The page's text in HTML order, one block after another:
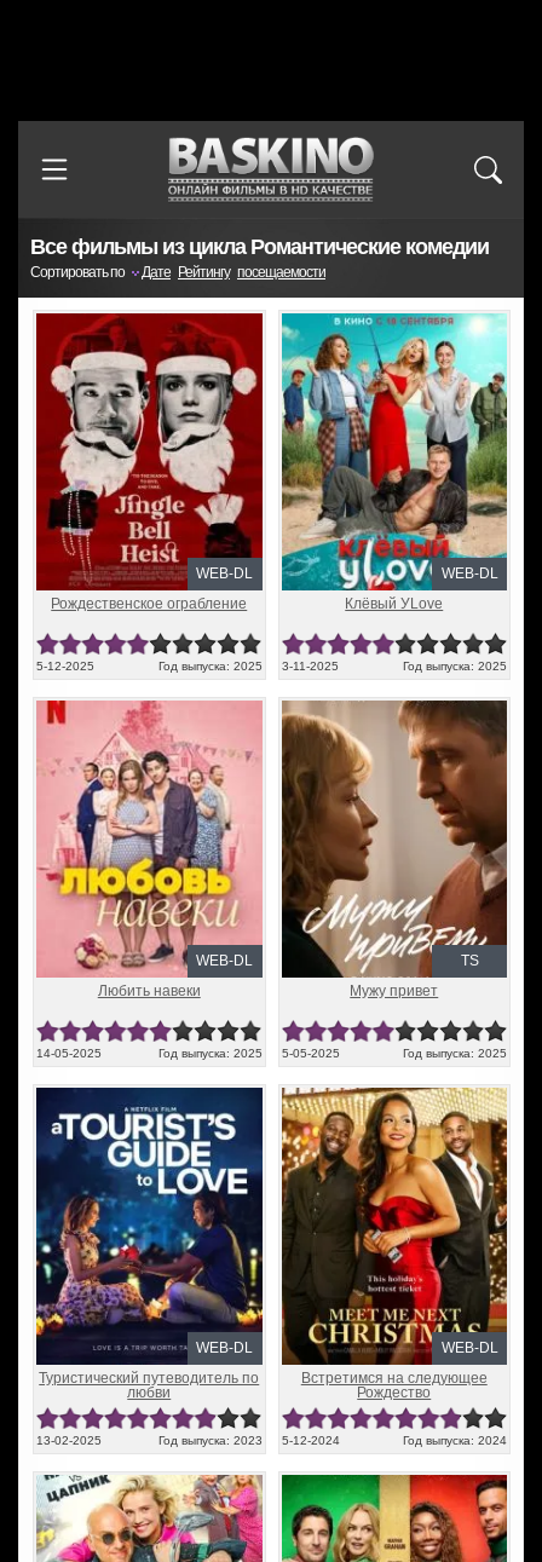
Все фильмы из цикла Романтические комедии
Сортировать по Дате Рейтингу посещаемости
WEB-DL
Рождественское ограбление
5-12-2025 Год выпуска: 2025
WEB-DL
Клёвый УLove
3-11-2025 Год выпуска: 2025
WEB-DL
Любить навеки
14-05-2025 Год выпуска: 2025
TS
Мужу привет
5-05-2025 Год выпуска: 2025
WEB-DL
Туристический путеводитель по
любви
13-02-2025 Год выпуска: 2023
WEB-DL
Встретимся на следующее
Рождество
5-12-2024 Год выпуска: 2024